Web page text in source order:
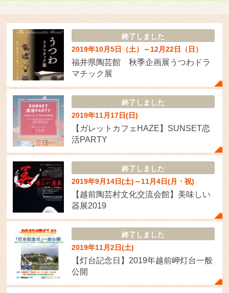
終了しました
2019年10月5日（土）～12月22日（日）
福井県陶芸館 秋季企画展うつわドラ
マチック展
終了しました
2019年11月17日(日)
【ガレットカフェHAZE】SUNSET恋
活PARTY
終了しました
2019年9月14日(土)～11月4日(月・祝)
【越前陶芸村文化交流会館】美味しい
器展2019
終了しました
2019年11月2日(土)
【灯台記念日】2019年越前岬灯台一般
公開